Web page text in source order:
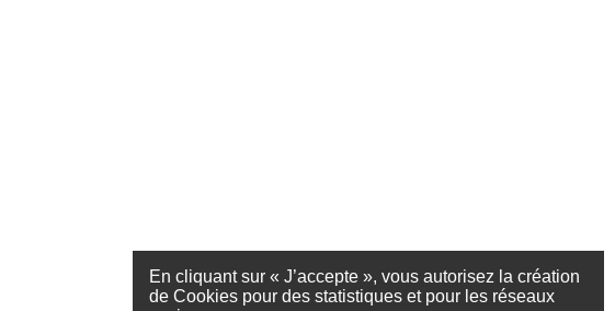
En cliquant sur « J’accepte », vous autorisez la création
de Cookies pour des statistiques et pour les réseaux